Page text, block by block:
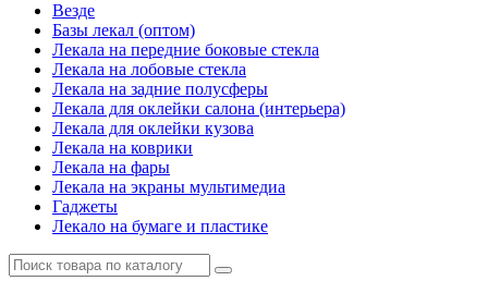
Везде
Базы лекал (оптом)
Лекала на передние боковые стекла
Лекала на лобовые стекла
Лекала на задние полусферы
Лекала для оклейки салона (интерьера)
Лекала для оклейки кузова
Лекала на коврики
Лекала на фары
Лекала на экраны мультимедиа
Гаджеты
Лекало на бумаге и пластике